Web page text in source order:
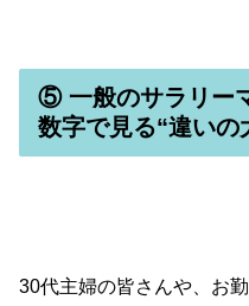
⑤ 一般のサラリー
数字で見る“違いの
30代主婦の皆さんや、お